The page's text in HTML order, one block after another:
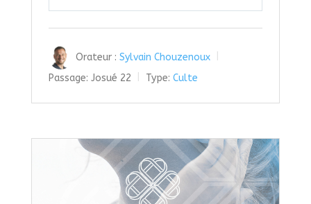
Orateur : Sylvain Chouzenoux
Passage: Josué 22 Type: Culte